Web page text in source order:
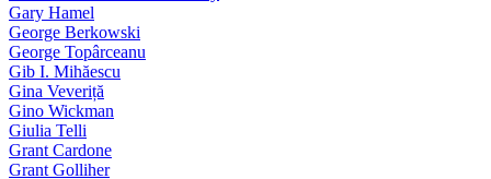
Gary Hamel
George Berkowski
George Topârceanu
Gib I. Mihăescu
Gina Veveriță
Gino Wickman
Giulia Telli
Grant Cardone
Grant Golliher